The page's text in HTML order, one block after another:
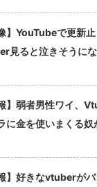
】YouTubeで更新
見ると泣きそうに
報】弱者男性ワイ、
に金を使いまくる
報】好きなvtuberが